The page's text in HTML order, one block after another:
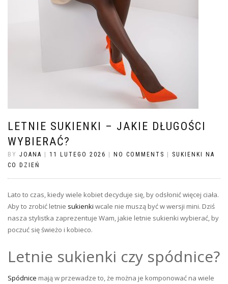
LETNIE SUKIENKI – JAKIE DŁUGOŚCI
WYBIERAĆ?
BY JOANA | 11 LUTEGO 2026 | NO COMMENTS | SUKIENKI NA
CO DZIEŃ
Lato to czas, kiedy wiele kobiet decyduje się, by odsłonić więcej ciała.
Aby to zrobić letnie sukienki wcale nie muszą być w wersji mini. Dziś
nasza stylistka zaprezentuje Wam, jakie letnie sukienki wybierać, by
poczuć się świeżo i kobieco.
Letnie sukienki czy spódnice?
Spódnice mają w przewadze to, że można je komponować na wiele